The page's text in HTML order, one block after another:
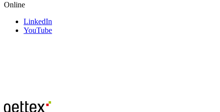
Online
LinkedIn
YouTube